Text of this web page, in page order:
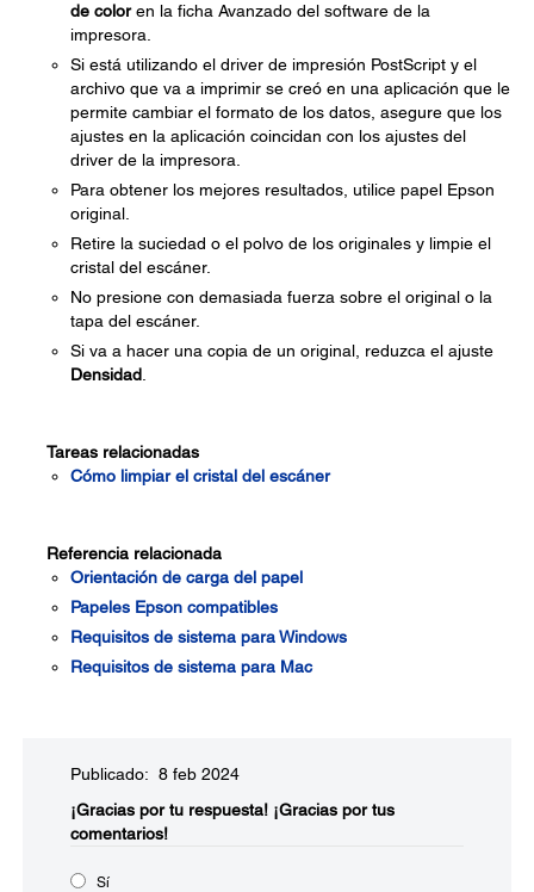
de coloren la ficha Avanzado del software de la
impresora.
Si está utilizando el driver de impresión PostScript y el
archivo que va a imprimir se creó en una aplicación que le
permite cambiar el formato de los datos, asegure que los
ajustes en la aplicación coincidan con los ajustes del
driver de la impresora.
Para obtener los mejores resultados, utilice papel Epson
original.
Retire la suciedad o el polvo de los originales y limpie el
cristal del escáner.
No presione con demasiada fuerza sobre el original o la
tapa del escáner.
Si va a hacer una copia de un original, reduzca el ajuste
Densidad
Tareas relacionadas
Cómo limpiar el cristal del escáner
Referencia relacionada
Orientación de carga del papel
Papeles Epson compatibles
Requisitos de sistema para Windows
Requisitos de sistema para Mac
Publicado: 8 feb 2024
¡Gracias por tu respuesta! ¡Gracias por tus
comentarios!
Sí